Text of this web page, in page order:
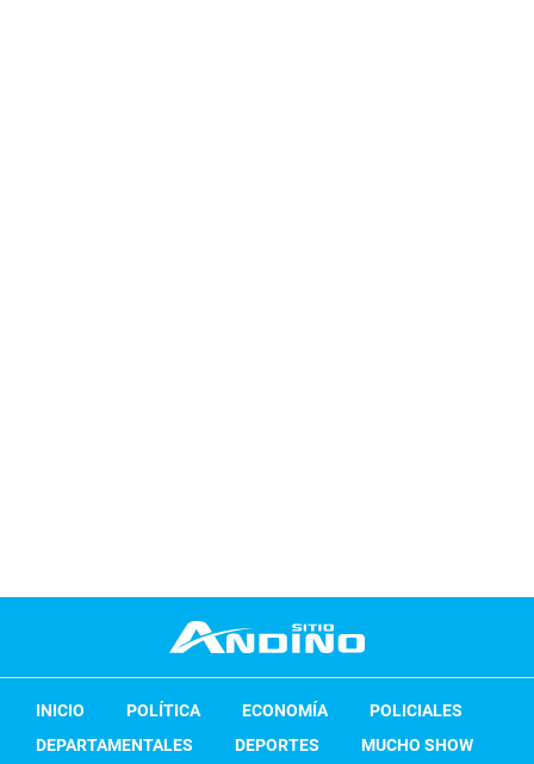
INICIO POLÍTICA ECONOMÍA
POLICIALES
DEPARTAMENTALES
DEPORTES
MUCHO SHOW